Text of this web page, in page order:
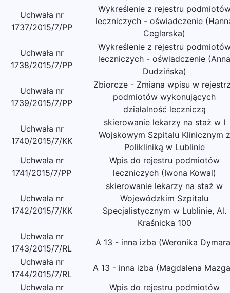
Uchwała nr
1737/2015/7/PP
Wykreślenie z rejestru
leczniczych - oświadczenie
Ceglarska)
Uchwała nr
1738/2015/7/PP
Wykreślenie z rejestru
leczniczych - oświadczenie (Anna
Dudzińska)
Uchwała nr
1739/2015/7/PP
Zbiorcze - Zmiana wpisu w
podmiotów wykonujących
działalność leczniczą
Uchwała nr
1740/2015/7/KK
skierowanie lekarzy na staż w I
Wojskowym Szpitalu Klinicznym z
Polikliniką w Lublinie
Uchwała nr
1741/2015/7/PP
Wpis do rejestru podmiotów
leczniczych (Iwona Kowal)
Uchwała nr
1742/2015/7/KK
skierowanie lekarzy na staż w
Wojewódzkim Szpitalu
Specjalistycznym w Lublinie, Al.
Kraśnicka 100
Uchwała nr
1743/2015/7/RL
A 13 - inna izba (Weronika
Uchwała nr
1744/2015/7/RL
A 13 - inna izba (Magdalena
Uchwała nr
Wpis do rejestru podmiotów